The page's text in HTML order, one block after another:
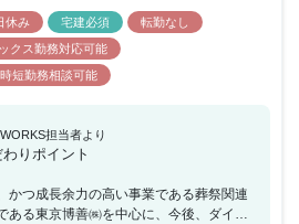
休み 宅建必須
転勤なし
クス勤務対応可能
時短勤務相談可能
担当者より
りポイント
かつ成長余力の高い事業である葬祭関連
ある東京博善㈱を中心に、今後、ダイナ